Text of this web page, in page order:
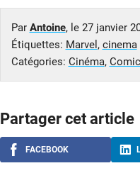
Par Antoine, le 27 janvier
Étiquettes: Marvel , cinema
Catégories: Cinéma,
Partager cet article
FACEBOOK